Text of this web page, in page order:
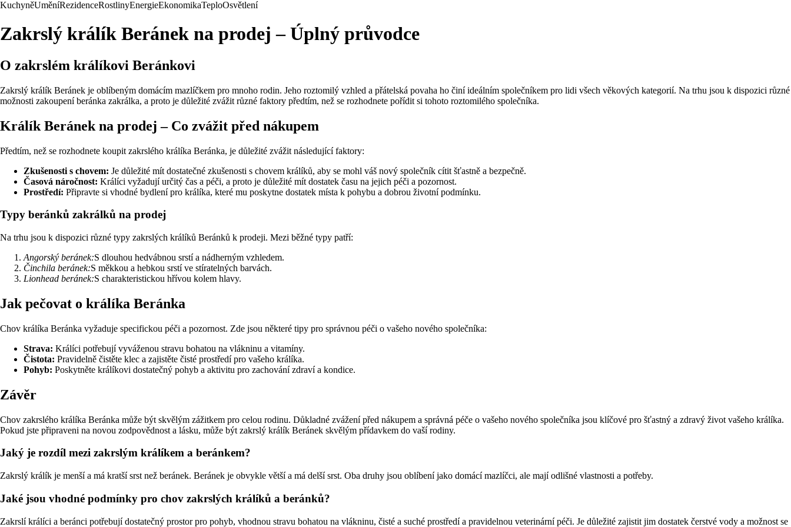
KuchyněUměníRezidenceRostlinyEnergieEkonomikaTeploOsvětlení
Zakrslý králík Beránek na prodej – Úplný průvodce
O zakrslém králíkovi Beránkovi
Zakrslý králík Beránek je oblíbeným domácím mazlíčkem pro mnoho rodin. Jeho roztomilý vzhled a přátelská povaha ho činí ideálním společníkem pro lidi všech věkových kategorií. Na trhu jsou k dispozici různé
možnosti zakoupení beránka zakrálka, a proto je důležité zvážit různé faktory předtím, než se rozhodnete pořídit si tohoto roztomilého společníka.
Králík Beránek na prodej – Co zvážit před nákupem
Předtím, než se rozhodnete koupit zakrslého králíka Beránka, je důležité zvážit následující faktory:
Zkušenosti s chovem: Je důležité mít dostatečné zkušenosti s chovem králíků, aby se mohl váš nový společník cítit šťastně a bezpečně.
Časová náročnost: Králíci vyžadují určitý čas a péči, a proto je důležité mít dostatek času na jejich péči a pozornost.
Prostředí: Připravte si vhodné bydlení pro králíka, které mu poskytne dostatek místa k pohybu a dobrou životní podmínku.
Typy beránků zakrálků na prodej
Na trhu jsou k dispozici různé typy zakrslých králíků Beránků k prodeji. Mezi běžné typy patří:
Angorský beránek:S dlouhou hedvábnou srstí a nádherným vzhledem.
Činchila beránek:S měkkou a hebkou srstí ve stíratelných barvách.
Lionhead beránek:S charakteristickou hřívou kolem hlavy.
Jak pečovat o králíka Beránka
Chov králíka Beránka vyžaduje specifickou péči a pozornost. Zde jsou některé tipy pro správnou péči o vašeho nového společníka:
Strava: Králíci potřebují vyváženou stravu bohatou na vlákninu a vitamíny.
Čistota: Pravidelně čistěte klec a zajistěte čisté prostředí pro vašeho králíka.
Pohyb: Poskytněte králíkovi dostatečný pohyb a aktivitu pro zachování zdraví a kondice.
Závěr
Chov zakrslého králíka Beránka může být skvělým zážitkem pro celou rodinu. Důkladné zvážení před nákupem a správná péče o vašeho nového společníka jsou klíčové pro šťastný a zdravý život vašeho králíka.
Pokud jste připraveni na novou zodpovědnost a lásku, může být zakrslý králík Beránek skvělým přídavkem do vaší rodiny.
Jaký je rozdíl mezi zakrslým králíkem a beránkem?
Zakrslý králík je menší a má kratší srst než beránek. Beránek je obvykle větší a má delší srst. Oba druhy jsou oblíbení jako domácí mazlíčci, ale mají odlišné vlastnosti a potřeby.
Jaké jsou vhodné podmínky pro chov zakrslých králíků a beránků?
Zakrslí králíci a beránci potřebují dostatečný prostor pro pohyb, vhodnou stravu bohatou na vlákninu, čisté a suché prostředí a pravidelnou veterinární péči. Je důležité zajistit jim dostatek čerstvé vody a možnost se